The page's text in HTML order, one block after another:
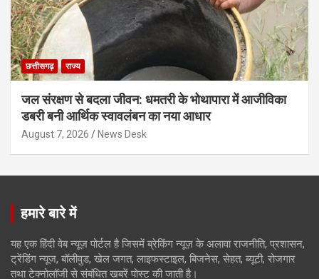
छत्तीसगढ़ राज्य
जल संरक्षण से बदला जीवन: धमतरी के भोथापारा में आजीविका
डबरी बनी आर्थिक स्वावलंबन का नया आधार
August 7, 2026 News Desk
हमारे बारे में
यह एक हिंदी वेब न्यूज़ पोर्टल है जिसमें ब्रेकिंग न्यूज़ के अलावा राजनीति, प्रशासन,
ट्रेंडिंग न्यूज, बॉलीवुड, खेल जगत, लाइफस्टाइल, बिजनेस, सेहत, ब्यूटी, रोजगार
तथा टेक्नोलॉजी से संबंधित खबरें पोस्ट की जाती है।